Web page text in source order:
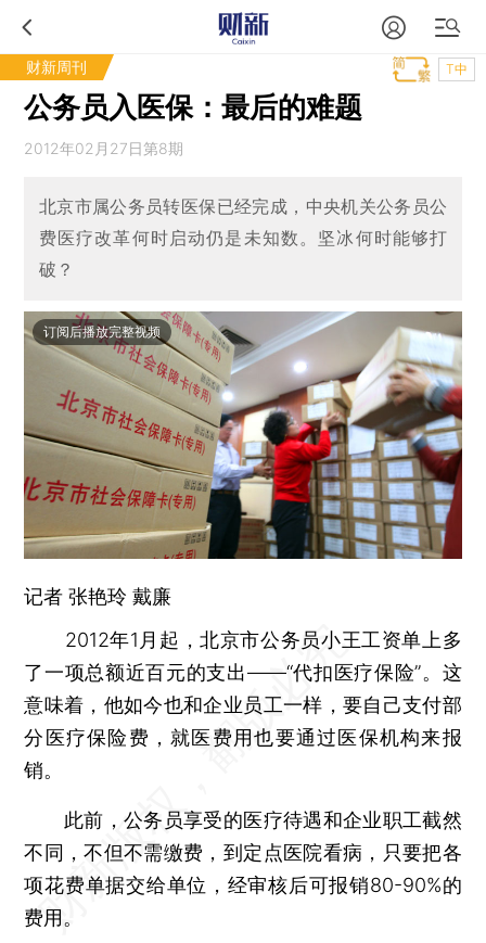
财新周刊 T中
公务员入医保：最后的难题
2012年02月27日第8期
北京市属公务员转医保已经完成，中央机关公务员公
费医疗改革何时启动仍是未知数。坚冰何时能够打
破？
订阅后播放完整视频
记者 张艳玲 戴廉
2012年1月起，北京市公务员小王工资单上多
了一项总额近百元的支出——“代扣医疗保险”。这
意味着，他如今也和企业员工一样，要自己支付部
分医疗保险费，就医费用也要通过医保机构来报
销。
此前，公务员享受的医疗待遇和企业职工截然
不同，不但不需缴费，到定点医院看病，只要把各
项花费单据交给单位，经审核后可报销80-90%的
费用。